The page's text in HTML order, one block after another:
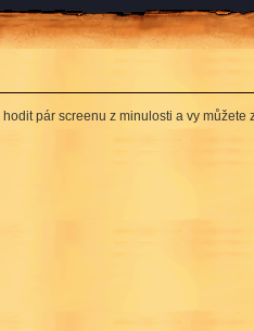
pár screenu z minulosti a vy můžete